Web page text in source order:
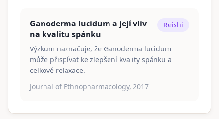
Ganoderma lucidum a její vliv
na kvalitu spánku
Reishi
Výzkum naznačuje, že Ganoderma lucidum
může přispívat ke zlepšení kvality spánku a
celkové relaxace.
Journal of Ethnopharmacology, 2017